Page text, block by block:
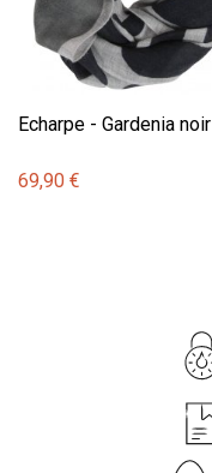
Echarpe - Gardenia noir
69,90 €